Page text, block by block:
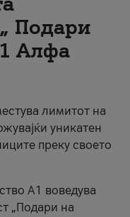
Подари
Алфа
лимитот на
уникатен
преку своето
А1 воведува
„Подари на